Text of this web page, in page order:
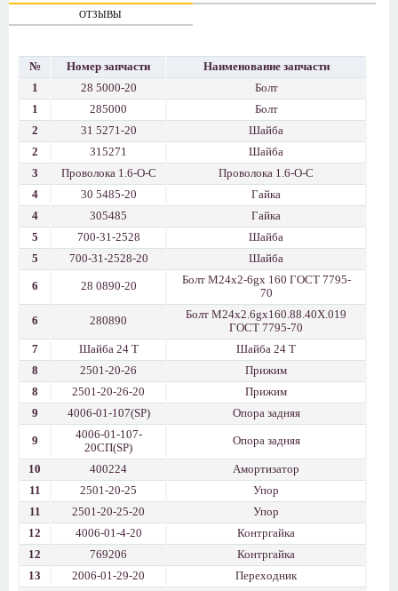
ОТЗЫВЫ
№ Номер запчасти
Наименование запчасти
1
28 5000-20
Болт
1
285000
Болт
2
31 5271-20
Шайба
2
315271
Шайба
3
Проволока 1.6-О-С
Проволока 1.6-О-С
4
30 5485-20
Гайка
4
305485
Гайка
5
700-31-2528
Шайба
5
700-31-2528-20 Шайба
6 28 0890-20
Болт М24х2-6gх 160 ГОСТ 7795-
70
6 280890
Болт М24х2.6gх160.88.40Х.019
ГОСТ 7795-70
7
Шайба 24 Т
Шайба 24 Т
8
2501-20-26
Прижим
8
2501-20-26-20
Прижим
9
4006-01-107(SP) Опора задняя
9
4006-01-107-
20СП(SP)
Опора задняя
10 400224
Амортизатор
11
2501-20-25
Упор
11
2501-20-25-20
Упор
12
4006-01-4-20
Контргайка
12
769206
Контргайка
13
2006-01-29-20 Переходник